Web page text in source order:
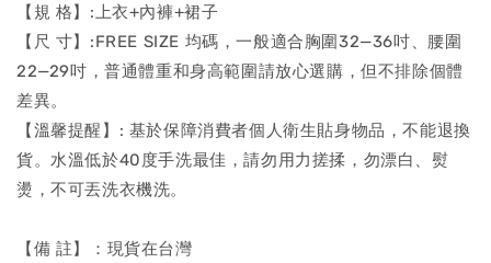
【規 格】:上衣+內褲+裙子
【尺 寸】:FREE SIZE 均碼，一般適合胸圍32—36吋、腰圍
22—29吋，普通體重和身高範圍請放心選購，但不排除個體
差異。
【溫馨提醒】: 基於保障消費者個人衛生貼身物品，不能退換
貨。水溫低於40度手洗最佳，請勿用力搓揉，勿漂白、熨
燙，不可丟洗衣機洗。
【備 註】：現貨在台灣